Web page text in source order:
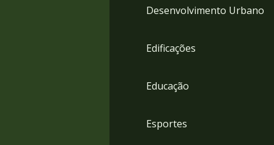
Desenvolvimento Urbano
Edificações
Educação
Esportes